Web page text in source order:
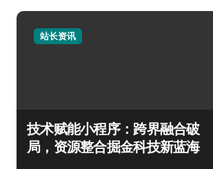
站长资讯
技术赋能小程序：跨界融合破
局，资源整合掘金科技新蓝海